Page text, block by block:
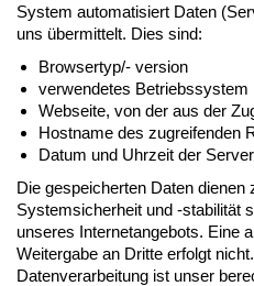
System automatisiert Daten
uns übermittelt. Dies sind:
Browsertyp/- version
verwendetes Betriebssystem
Webseite, von der aus der
Hostname des zugreifenden
Datum und Uhrzeit der
Die gespeicherten Daten dienen
Systemsicherheit und -stabilität
unseres Internetangebots. Eine
Weitergabe an Dritte erfolgt
Datenverarbeitung ist unser